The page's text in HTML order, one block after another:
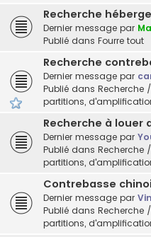
Recherche
Dernier message par
Publié dans Fourre tout
Recherche
Dernier message par
Publié dans Recherche
partitions,
Recherche à louer
Dernier message par
Publié dans Recherche
partitions,
Contrebasse
Dernier message par
Publié dans Recherche
partitions,